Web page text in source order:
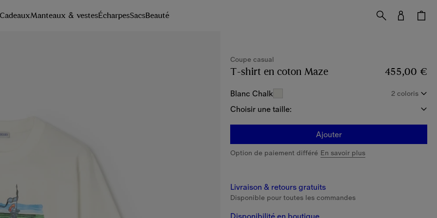
CadeauxManteaux & vestesÉcharpesSacsBeauté
Coupe casual
T-shirt en coton Maze Prix 455,00 € Coupe
455,00 €
Blanc Chalk 2 coloris
Choisir une taille:
Ajouter
Option de paiement différé En savoir plus
Livraison & retours gratuits
Disponible pour toutes les commandes